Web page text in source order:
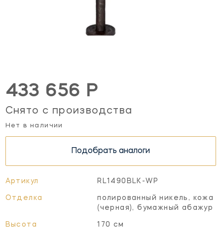
433 656 Р
Снято с производства
Нет в наличии
Подобрать аналоги
Артикул RL1490BLK-WP
Отделка
полированный никель, кожа
(черная), бумажный абажур
Высота 170 см